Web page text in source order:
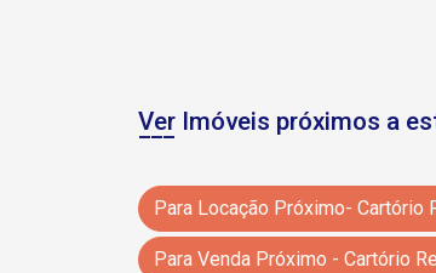
Ver Imóveis próximos a
Para Locação Próximo- Cartório
Para Venda Próximo - Cartório